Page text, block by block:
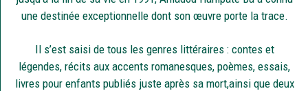
une destinée exceptionnelle dont son œuvre porte la trace.
Il s’est saisi de tous les genres littéraires : contes et
légendes, récits aux accents romanesques, poèmes, essais,
livres pour enfants publiés juste après sa mort,ainsi que deux